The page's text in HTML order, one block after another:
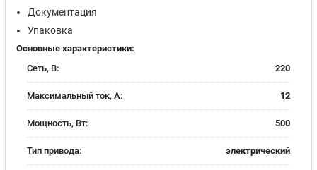
Документация
Упаковка
Основные характеристики:
Сеть, В:
220
Максимальный ток, А: 12
Мощность, Вт: 500
Тип привода: электрический